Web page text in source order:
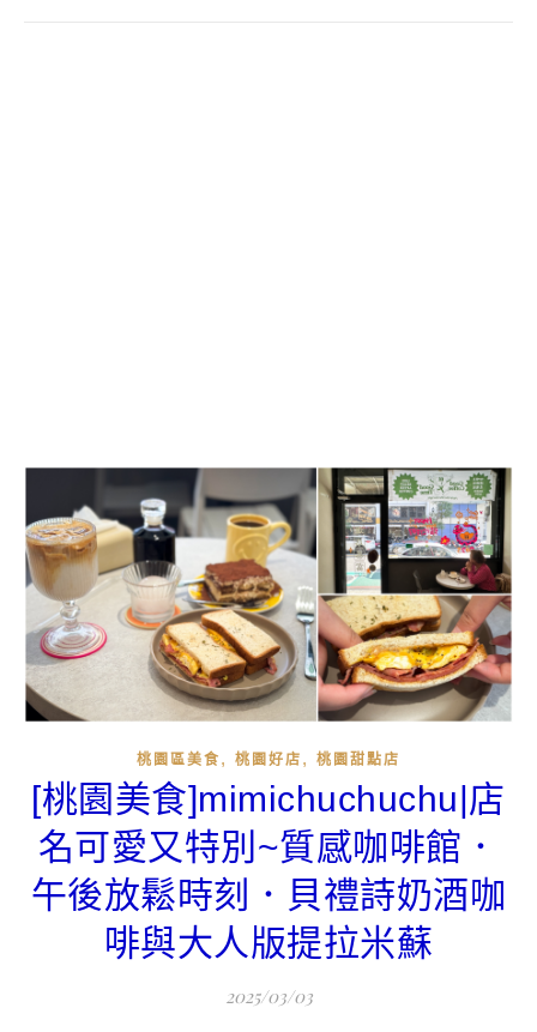
桃園區美食 , 桃園好店 , 桃園甜點店
[桃園美食]mimichuchuchu|店
名可愛又特別~質感咖啡館．
午後放鬆時刻．貝禮詩奶酒咖
啡與大人版提拉米蘇
2025/03/03